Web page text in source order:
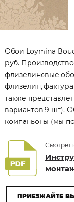
Обои Loymina
руб.
флизелиновые
флизелин,
также
вариантов 9 шт).
компаньоны (мы
Смотреть
ПРИЕЗЖАЙТЕ